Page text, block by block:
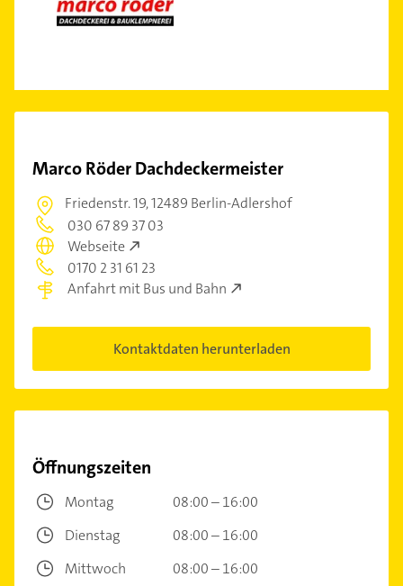
Marco Röder Dachdeckermeister
Friedenstr. 19,12489 Berlin-Adlershof
030 67 89 37 03
Webseite
0170 2 31 61 23
Anfahrt mit Bus und Bahn
Kontaktdaten herunterladen
Öffnungszeiten
Montag
08:00 – 16:00
Dienstag
08:00 – 16:00
Mittwoch
08:00 – 16:00